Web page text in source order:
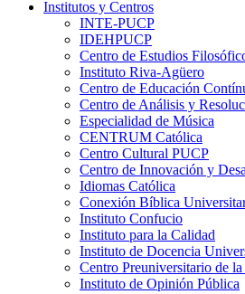
Institutos y Centros
INTE-PUCP
IDEHPUCP
Centro de Estudios
Instituto Riva-Agüero
Centro de Educación
Centro de Análisis y
Especialidad de Música
CENTRUM Católica
Centro Cultural PUCP
Centro de Innovación y
Idiomas Católica
Conexión Bíblica
Instituto Confucio
Instituto para la Calidad
Instituto de Docencia
Centro Preuniversitario de
Instituto de Opinión Pública